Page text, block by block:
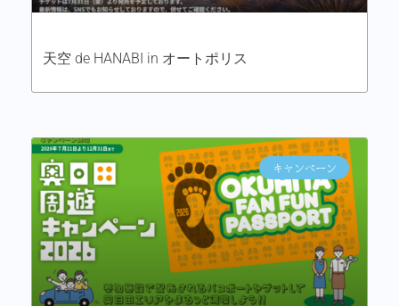
天空 de HANABI in オートポリス
キャンペーン